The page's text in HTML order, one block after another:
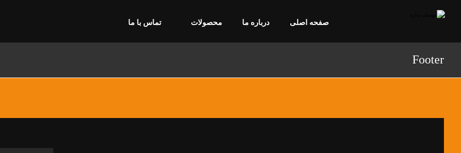
صفحه اصلی درباره ما محصولات تماس با ما
Footer